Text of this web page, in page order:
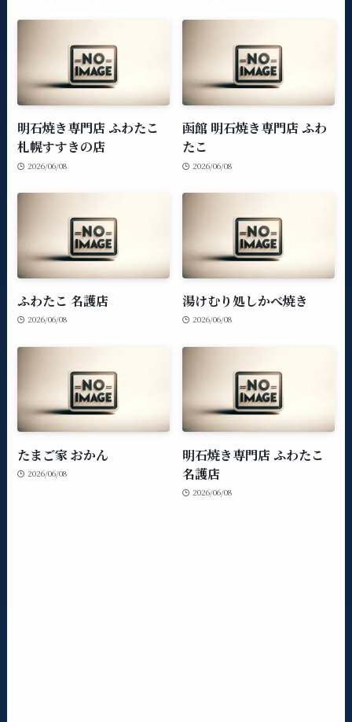
明石焼き専門店 ふわたこ
札幌すすきの店
2026/06/08
函館 明石焼き専門店 ふわ
たこ
2026/06/08
ふわたこ 名護店
2026/06/08
湯けむり処しかべ焼き
2026/06/08
たまご家 おかん
2026/06/08
明石焼き専門店 ふわたこ
名護店
2026/06/08